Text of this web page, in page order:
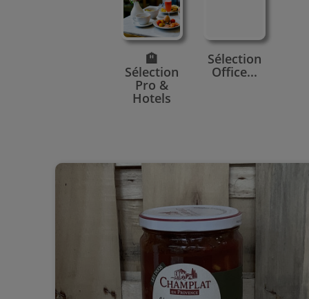
🏨
Sélection
Pro &
Hotels
Sélection
Office...